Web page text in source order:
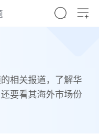
相关报道，了解华
要看其海外市场份